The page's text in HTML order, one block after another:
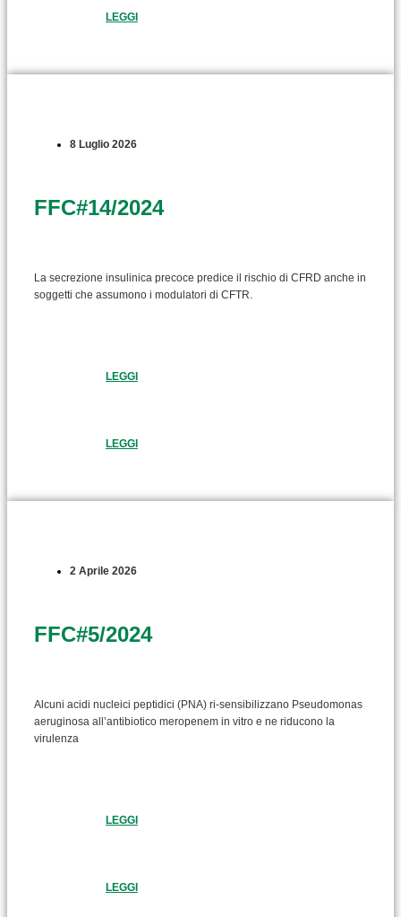
LEGGI
8 Luglio 2026
FFC#14/2024
La secrezione insulinica precoce predice il rischio di CFRD anche in
soggetti che assumono i modulatori di CFTR.
LEGGI
LEGGI
2 Aprile 2026
FFC#5/2024
Alcuni acidi nucleici peptidici (PNA) ri-sensibilizzano Pseudomonas
aeruginosa all’antibiotico meropenem in vitro e ne riducono la
virulenza
LEGGI
LEGGI